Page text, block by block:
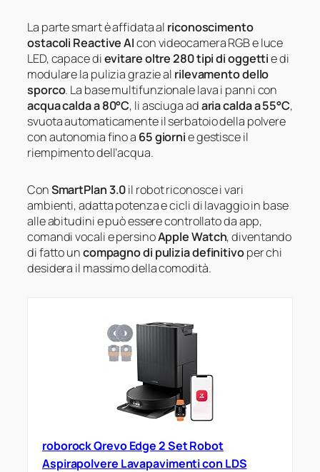
La parte smart è affidata al riconoscimento
ostacoli Reactive AIcon videocamera RGB e luce
LED, capace dievitare oltre 280 tipi di oggettie di
modulare la pulizia grazie al rilevamento dello
sporco. La base multifunzionale lava i panni con
acqua calda a 80°C, li asciuga adaria calda a 55°C,
svuota automaticamente il serbatoio della polvere
con autonomia fino a 65 giornie gestisce il
riempimento dell’acqua.
ConSmartPlan 3.0il robot riconosce i vari
ambienti, adatta potenza e cicli di lavaggio in base
alle abitudini e può essere controllato da app,
comandi vocali e persinoApple Watch, diventando
di fatto uncompagno di pulizia definitivoper chi
desidera il massimo della comodità.
roborock Qrevo Edge 2 Set Robot
Aspirapolvere Lavapavimenti con LDS